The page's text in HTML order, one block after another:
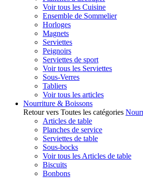
Voir tous les Cuisine
Ensemble de Sommelier
Horloges
Magnets
Serviettes
Peignoirs
Serviettes de sport
Voir tous les Serviettes
Sous-Verres
Tabliers
Voir tous les articles
Nourriture & Boissons
Retour vers Toutes les catégories
Articles de table
Planches de service
Serviettes de table
Sous-bocks
Voir tous les Articles de table
Biscuits
Bonbons